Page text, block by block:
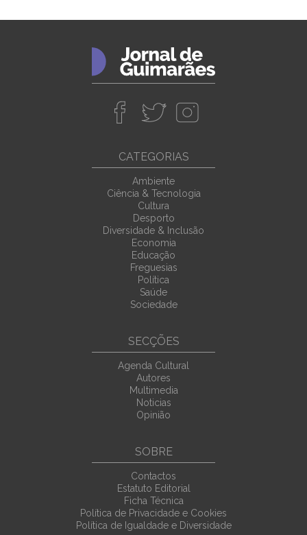
CATEGORIAS
Ambiente
Ciência & Tecnologia
Cultura
Desporto
Diversidade & Inclusão
Economia
Educação
Freguesias
Política
Saúde
Sociedade
SECÇÕES
Agenda Cultural
Autores
Multimedia
Noticias
Opinião
SOBRE
Contactos
Estatuto Editorial
Ficha Técnica
Política de Privacidade e Cookies
Política de Igualdade e Diversidade